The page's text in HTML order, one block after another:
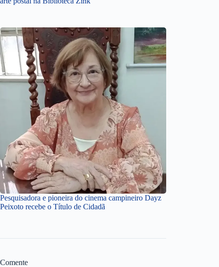
Pesquisadora e pioneira do cinema campineiro Dayz
Peixoto recebe o Título de Cidadã
Comente